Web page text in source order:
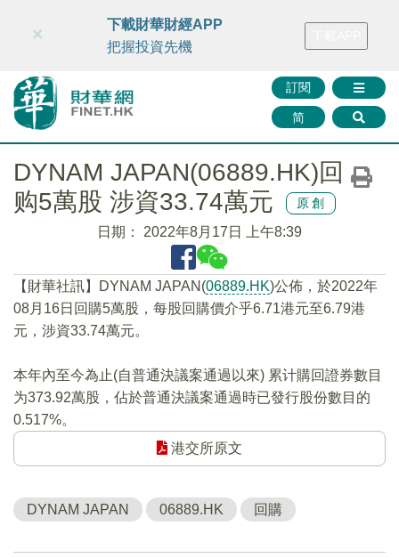
財華智庫網 FINTV FINMETA 財華證券 媒體矩陣
訂閱
简
×
下載財華財經APP
把握投資先機
DYNAM JAPAN(06889.HK)回
购5萬股 涉資33.74萬元
原創
日期： 2022年8月17日 上午8:39
【財華社訊】DYNAM JAPAN(06889.HK)公佈，於2022年
08月16日回購5萬股，每股回購價介乎6.71港元至6.79港
元，涉資33.74萬元。
本年內至今為止(自普通決議案通過以來) 累计購回證券數目
为373.92萬股，佔於普通決議案通過時已發行股份數目的
0.517%。
港交所原文
DYNAM JAPAN 06889.HK 回購